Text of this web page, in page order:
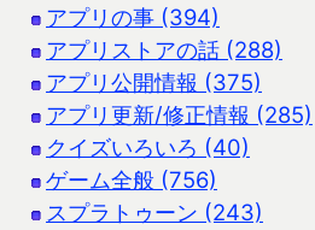
アプリの事 (394)
アプリストアの話 (288)
アプリ公開情報 (375)
アプリ更新/修正情報 (285)
クイズいろいろ (40)
ゲーム全般 (756)
スプラトゥーン (243)